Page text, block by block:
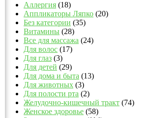
Аллергия (18)
Аппликаторы Ляпко (20)
Без категории (35)
Витамины (28)
Все для массажа (24)
Для волос (17)
Для глаз (3)
Для детей (29)
Для дома и быта (13)
Для животных (3)
Для полости рта (2)
Желудочно-кишечный тракт (74)
Женское здоровье (58)